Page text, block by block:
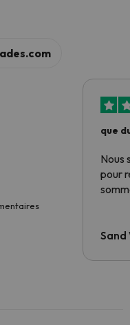
que
Nous
pour
Sand